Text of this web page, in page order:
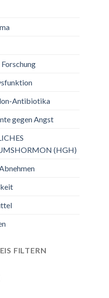
Antibiotika
gegen Angst
(HGH)
FILTERN